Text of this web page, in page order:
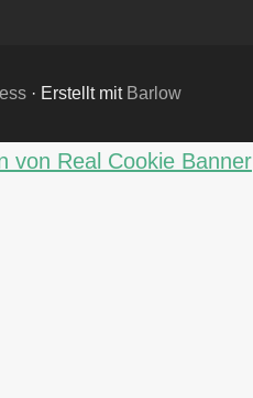
· Erstellt mit Barlow
von Real Cookie Banner